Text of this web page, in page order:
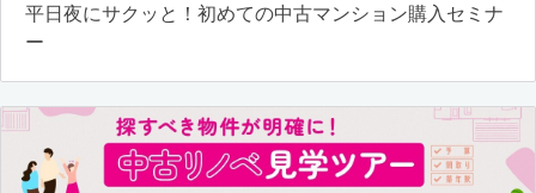
平日夜にサクッと！初めての中古マンション購入セミナ
ー